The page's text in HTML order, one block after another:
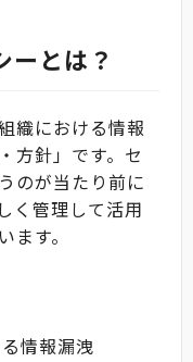
ーとは？
織における情報
方針」です。セ
のが当たり前に
く管理して活用
す。
情報漏洩